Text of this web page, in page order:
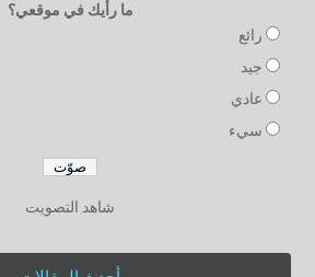
ما رأيك في موقعي؟
رائع
جيد
عادي
سيء
شاهد التصويت